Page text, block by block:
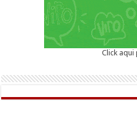
Click aqui